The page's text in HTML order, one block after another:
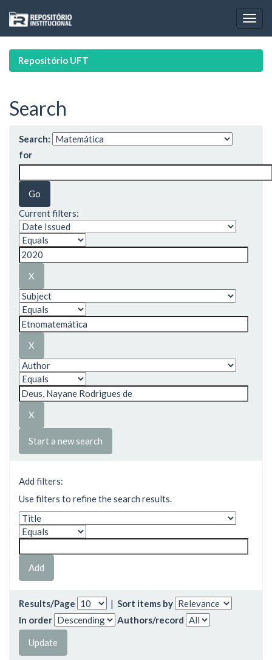
navigation
Repositório UFT
Search
Search:
for
Current filters:
Start a new search
Add filters:
Use filters to refine the search results.
Results/Page | Sort items by
In order
Authors/record